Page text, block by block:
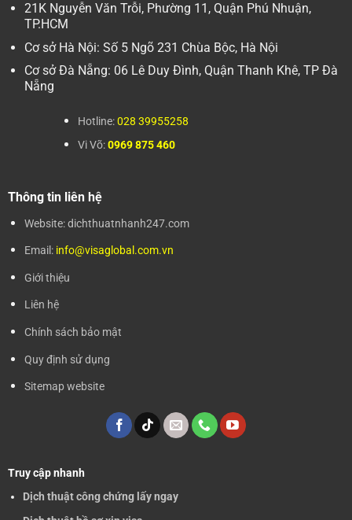
21K Nguyễn Văn Trỗi, Phường 11, Quận Phú Nhuận,
TP.HCM
Cơ sở Hà Nội: Số 5 Ngõ 231 Chùa Bộc, Hà Nội
Cơ sở Đà Nẵng: 06 Lê Duy Đình, Quận Thanh Khê, TP Đà
Nẵng
Hotline:028 39955258
Vi Võ:0969 875 460
Thông tin liên hệ
Website: dichthuatnhanh247.com
Email: info@visaglobal.com.vn
Giới thiệu
Liên hệ
Chính sách bảo mật
Quy định sử dụng
Sitemap website
Truy cập nhanh
Dịch thuật công chứng lấy ngay